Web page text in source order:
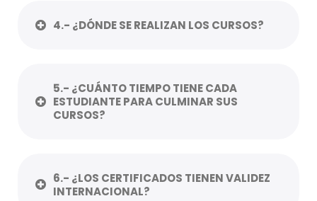
4.- ¿DÓNDE SE REALIZAN LOS CURSOS?
5.- ¿CUÁNTO TIEMPO TIENE CADA
ESTUDIANTE PARA CULMINAR SUS
CURSOS?
6.- ¿LOS CERTIFICADOS TIENEN VALIDEZ
INTERNACIONAL?